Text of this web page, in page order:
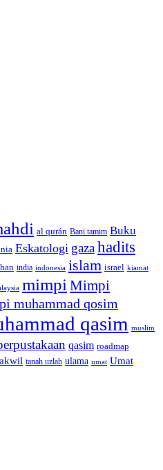
al qurán Bani tamim Buku
Eskatologi gazahadits
india indonesia islam israel kiamat
mimpi Mimpi
muhammad qosim
qasim muslim
qasim roadmap
tanah uzlah ulama umat Umat